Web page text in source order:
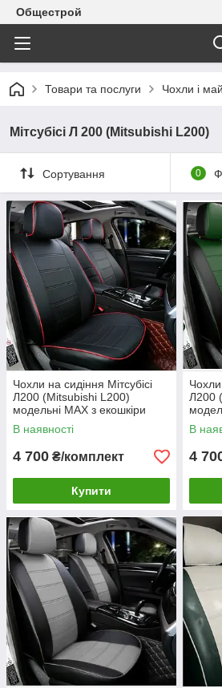
Общестрой
Товари та послуги Чохли і
Мітсубісі Л 200 (Mitsubishi L200)
Сортування 0
Чохли на сидіння Мітсубісі
Л200 (Mitsubishi L200)
модельні MAX з екошкіри
В наявності
4 700 ₴/комплект
Купити
Чохли
Л200
В
4